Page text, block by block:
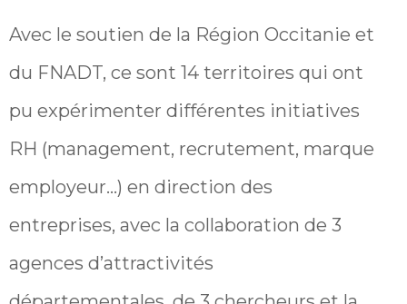
Avec le soutien de la Région Occitanie et
du FNADT, ce sont 14 territoires qui ont
pu expérimenter différentes initiatives
RH (management, recrutement, marque
employeur…) en direction des
entreprises, avec la collaboration de 3
agences d’attractivités